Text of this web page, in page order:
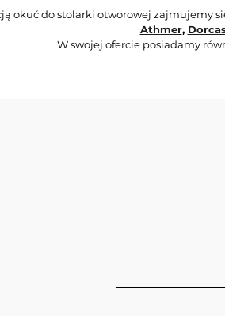
okuć do stolarki otworowej zajmujemy
Athmer,
W swojej ofercie posiadamy